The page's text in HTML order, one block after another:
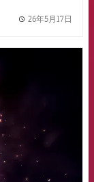
26年5月17日